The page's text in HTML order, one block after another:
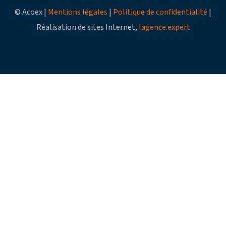
© Acoex | Mentions légales | Politique de confidentialité |
Réalisation de sites Internet, lagence.expert